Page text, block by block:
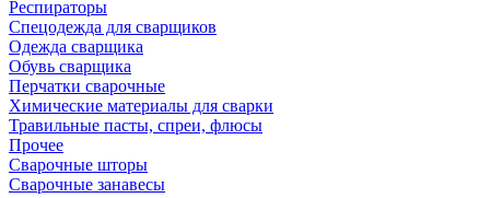
Респираторы
Спецодежда для сварщиков
Одежда сварщика
Обувь сварщика
Перчатки сварочные
Химические материалы для сварки
Травильные пасты, спреи, флюсы
Прочее
Сварочные шторы
Сварочные занавесы